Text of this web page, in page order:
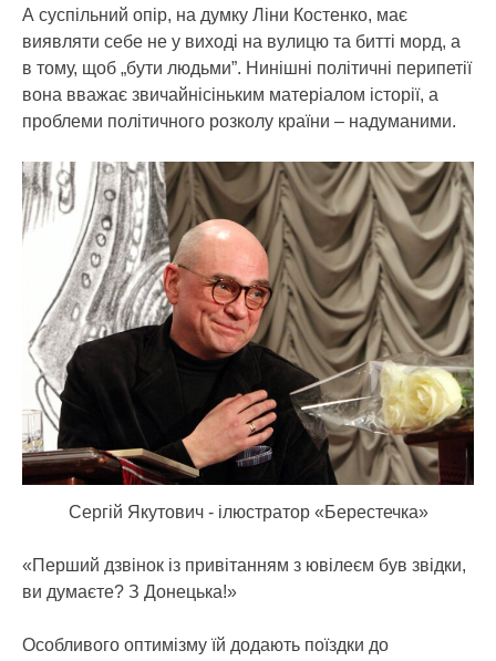
А суспільний опір, на думку Ліни Костенко, має
виявляти себе не у виході на вулицю та битті морд, а
в тому, щоб „бути людьми”. Нинішні політичні перипетії
вона вважає звичайнісіньким матеріалом історії, а
проблеми політичного розколу країни – надуманими.
Сергій Якутович - ілюстратор «Берестечка»
«Перший дзвінок із привітанням з ювілеєм був звідки,
ви думаєте? З Донецька!»
Особливого оптимізму їй додають поїздки до